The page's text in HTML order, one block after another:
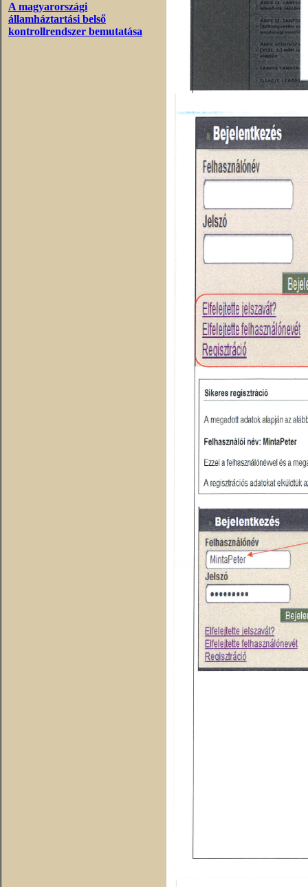
A magyarországi
államháztartási belső
kontrollrendszer bemutatása